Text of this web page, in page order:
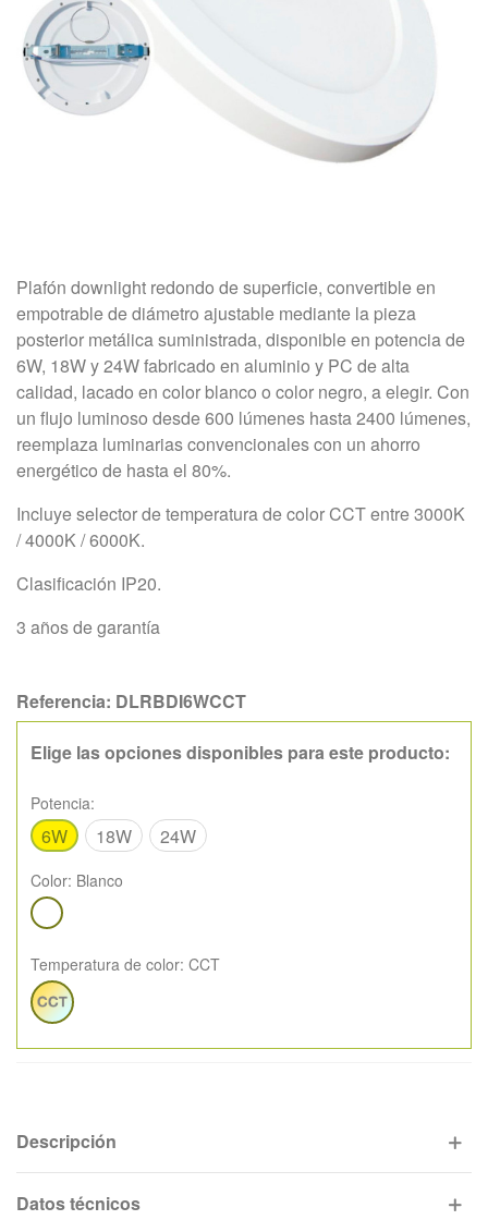
Plafón downlight redondo de superficie, convertible en
empotrable de diámetro ajustable mediante la pieza
posterior metálica suministrada, disponible en potencia de
6W, 18W y 24W fabricado en aluminio y PC de alta
calidad, lacado en color blanco o color negro, a elegir. Con
un flujo luminoso desde 600 lúmenes hasta 2400 lúmenes,
reemplaza luminarias convencionales con un ahorro
energético de hasta el 80%.
Incluye selector de temperatura de color CCT entre 3000K
/ 4000K / 6000K.
Clasificación IP20.
3 años de garantía
Referencia: DLRBDI6WCCT
Elige las opciones disponibles para este producto:
Potencia:
6W 18W 24W
Color: Blanco
Blanco
Temperatura de color: CCT
CCT
Descripción
Datos técnicos